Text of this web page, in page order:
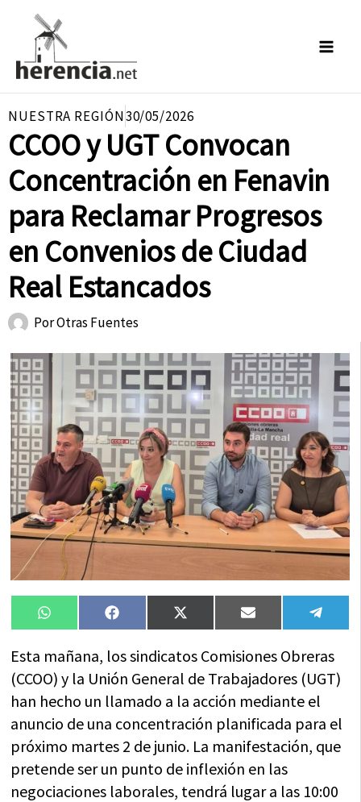
contenido
NUESTRA REGIÓN30/05/2026
CCOO y UGT Convocan
Concentración en Fenavin
para Reclamar Progresos
en Convenios de Ciudad
Real Estancados
PorOtras Fuentes
Compartir
en
WhatsAppCompartir
en
FacebookCompartir
en
X
(Twitter)
Compartir
en
Email
en
Esta mañana, los sindicatos Comisiones Obreras
(CCOO) y la Unión General de Trabajadores (UGT)
han hecho un llamado a la acción mediante el
anuncio de una concentración planificada para el
próximo martes 2 de junio. La manifestación, que
pretende ser un punto de inflexión en las
negociaciones laborales, tendrá lugar a las 10:00